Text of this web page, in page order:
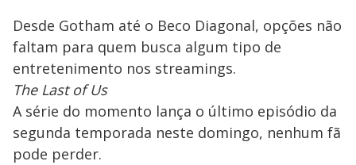
Desde Gotham até o Beco Diagonal, opções não
faltam para quem busca algum tipo de
entretenimento nos streamings.
The Last of Us
A série do momento lança o último episódio da
segunda temporada neste domingo, nenhum fã
pode perder.